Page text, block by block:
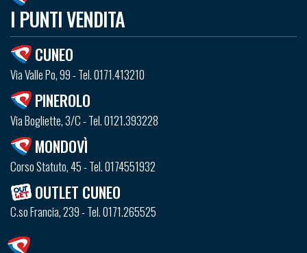
I PUNTI VENDITA
CUNEO
Via Valle Po, 99 - Tel. 0171.413210
PINEROLO
Via Bogliette, 3/C - Tel. 0121.393228
MONDOVÌ
Corso Statuto, 45 - Tel. 0174551932
OUTLET CUNEO
C.so Francia, 239 - Tel. 0171.265525